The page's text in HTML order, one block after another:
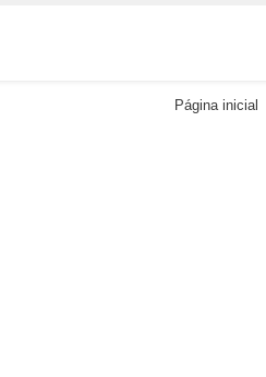
Página inicial